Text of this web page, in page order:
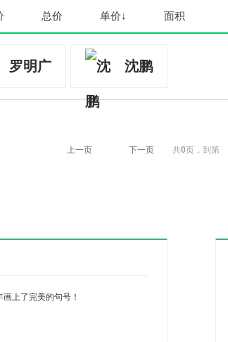
总价 单价↓ 面积
罗明广 沈鹏
上一页 下一页 共0页， 到第
上了完美的句号！